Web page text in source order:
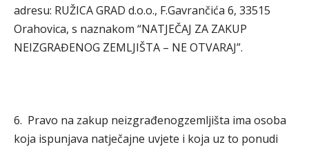
adresu: RUŽICA GRAD d.o.o., F.Gavrančića 6, 33515
Orahovica, s naznakom “NATJEČAJ ZA ZAKUP
NEIZGRAĐENOG ZEMLJIŠTA – NE OTVARAJ”.
6. Pravo na zakup neizgrađenogzemljišta ima osoba
koja ispunjava natječajne uvjete i koja uz to ponudi